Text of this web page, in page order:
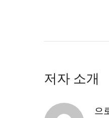
저자 소개
으